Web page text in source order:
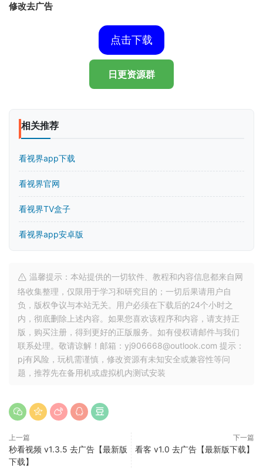
修改去广告
点击下载
日更资源群
相关推荐
看视界app下载
看视界官网
看视界TV盒子
看视界app安卓版
温馨提示：本站提供的一切软件、教程和内容信息都来自网
络收集整理，仅限用于学习和研究目的；一切后果请用户自
负，版权争议与本站无关。用户必须在下载后的24个小时之
内，彻底删除上述内容。如果您喜欢该程序和内容，请支持正
版，购买注册，得到更好的正版服务。如有侵权请邮件与我们
联系处理。敬请谅解！邮箱：yj906668@outlook.com 提示：
pj有风险，玩机需谨慎，修改资源有未知安全或兼容性等问
题，推荐先在备用机或虚拟机内测试安装
上一篇
秒看视频 v1.3.5 去广告【最新版
下载】
下一篇
看客 v1.0 去广告【最新版下载】